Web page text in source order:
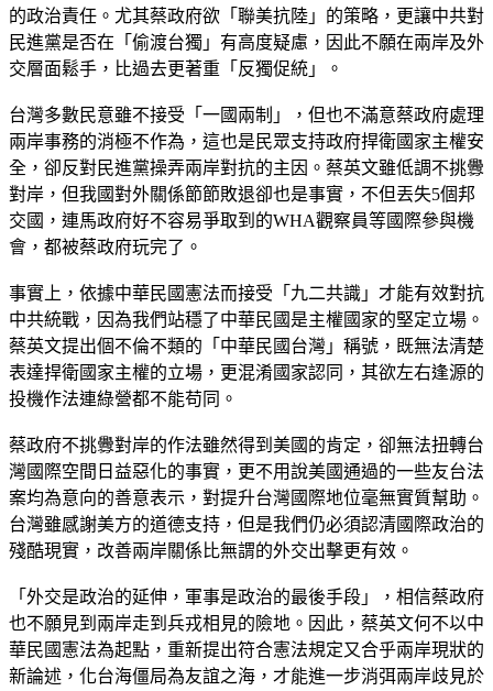
的政治責任。尤其蔡政府欲「聯美抗陸」的策略，更讓中共對
民進黨是否在「偷渡台獨」有高度疑慮，因此不願在兩岸及外
交層面鬆手，比過去更著重「反獨促統」。
台灣多數民意雖不接受「一國兩制」，但也不滿意蔡政府處理
兩岸事務的消極不作為，這也是民眾支持政府捍衛國家主權安
全，卻反對民進黨操弄兩岸對抗的主因。蔡英文雖低調不挑釁
對岸，但我國對外關係節節敗退卻也是事實，不但丟失5個邦
交國，連馬政府好不容易爭取到的WHA觀察員等國際參與機
會，都被蔡政府玩完了。
事實上，依據中華民國憲法而接受「九二共識」才能有效對抗
中共統戰，因為我們站穩了中華民國是主權國家的堅定立場。
蔡英文提出個不倫不類的「中華民國台灣」稱號，既無法清楚
表達捍衛國家主權的立場，更混淆國家認同，其欲左右逢源的
投機作法連綠營都不能苟同。
蔡政府不挑釁對岸的作法雖然得到美國的肯定，卻無法扭轉台
灣國際空間日益惡化的事實，更不用說美國通過的一些友台法
案均為意向的善意表示，對提升台灣國際地位毫無實質幫助。
台灣雖感謝美方的道德支持，但是我們仍必須認清國際政治的
殘酷現實，改善兩岸關係比無謂的外交出擊更有效。
「外交是政治的延伸，軍事是政治的最後手段」，相信蔡政府
也不願見到兩岸走到兵戎相見的險地。因此，蔡英文何不以中
華民國憲法為起點，重新提出符合憲法規定又合乎兩岸現狀的
新論述，化台海僵局為友誼之海，才能進一步消弭兩岸歧見於